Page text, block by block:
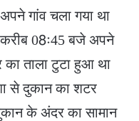
गांव चला गया था
08ः45 बजे अपने
ताला टुटा हुआ था
से दुकान का शटर
के अंदर का सामान